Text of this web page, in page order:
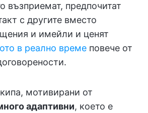
възприемат, предпочитат
с другите вместо
и имейли и ценят
в реално време повече от
мотивирани от
адаптивни, което е